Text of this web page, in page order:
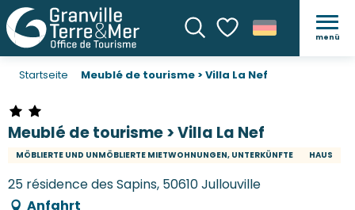
SucheVoir les favoris
menü
Startseite Meublé de tourisme > Villa La Nef
Meublé de tourisme > Villa La Nef
MÖBLIERTE UND UNMÖBLIERTE MIETWOHNUNGEN, UNTERKÜNFTE HAUS
25 résidence des Sapins, 50610 Jullouville
Anfahrt